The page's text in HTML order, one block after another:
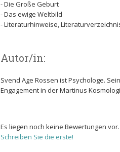
- Die Große Geburt
- Das ewige Weltbild
- Literaturhinweise,
Autor/in:
Svend Age Rossen ist Psychologe.
Engagement in der Martinus
Es liegen noch keine Bewertungen vor.
Schreiben Sie die erste!